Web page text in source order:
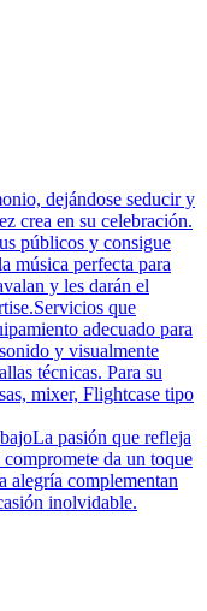
dejándose seducir y
crea en su celebración.
públicos y consigue
música perfecta para
y les darán el
que
adecuado para
y visualmente
técnicas. Para su
mixer, Flightcase tipo
pasión que refleja
da un toque
alegría complementan
inolvidable.